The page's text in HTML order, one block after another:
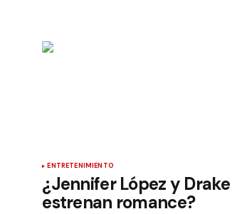
ENTRETENIMIENTO
¿Jennifer López y Drake
estrenan romance?